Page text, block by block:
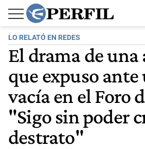
LO RELATÓ EN REDES
El drama de
que expuso ante
vacía en el Foro
"Sigo sin poder
destrato"